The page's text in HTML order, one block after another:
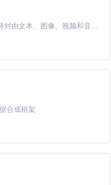
MiniMax H3 是一个通用的全模态生成系统。它支持对由文本、图像、视频和音频组成的多模态上下文进行统一理解，并能生成分辨率高达 2K、时长可达 15 秒的带原生立体声音频的视频。得益于面向任务泛化的系统设计，H3 在预训练阶段就已具备广泛的多模态上下文理解与生成能力，能够出色地执行复杂的多模态指令。
合成框架